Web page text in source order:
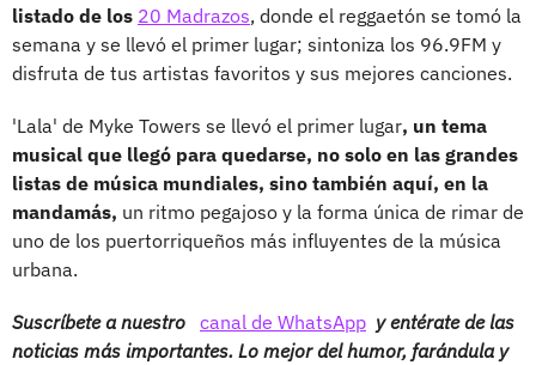
listado de los 20 Madrazos, donde el reggaetón se tomó la
semana y se llevó el primer lugar; sintoniza los 96.9FM y
disfruta de tus artistas favoritos y sus mejores canciones.
'Lala' de Myke Towers se llevó el primer lugar, un tema
musical que llegó para quedarse, no solo en las grandes
listas de música mundiales, sino también aquí, en la
mandamás, un ritmo pegajoso y la forma única de rimar de
uno de los puertorriqueños más influyentes de la música
urbana.
Suscríbete a nuestro canal de WhatsApp y entérate de las
noticias más importantes. Lo mejor del humor, farándula y